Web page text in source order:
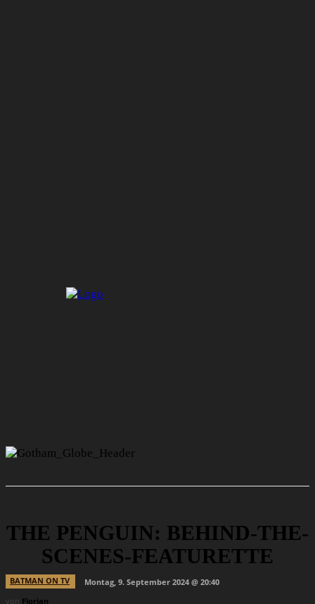
THE PENGUIN: BEHIND-THE-
SCENES-FEATURETTE
BATMAN ON TV
Montag, 9. September 2024 @ 20:40
von Florian